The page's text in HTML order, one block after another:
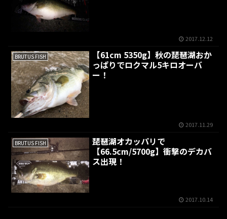
2017.12.12
BRUTUS FISH
【61cm 5350g】秋の琵琶湖おか
っぱりでロクマル5キロオーバ
ー！
2017.11.29
BRUTUS FISH
琵琶湖オカッパリで
【66.5cm/5700g】衝撃のデカバ
ス出現！
2017.10.14